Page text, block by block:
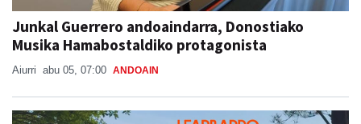
Junkal Guerrero andoaindarra, Donostiako
Musika Hamabostaldiko protagonista
Aiurri abu 05, 07:00 ANDOAIN